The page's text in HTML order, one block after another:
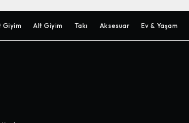
Giyim Alt Giyim Takı Aksesuar Ev & Yaşam